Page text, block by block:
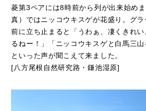
菱第3ペアには8時前から列が出来始め
真）ではニッコウキスゲが花盛り。グ
前に立ち止まると「うわぁ、凄くきれ
るねー！」「ニッコウキスゲと白馬三山
といった声が聞こえて来ました。
[八方尾根自然研究路・鎌池湿原]